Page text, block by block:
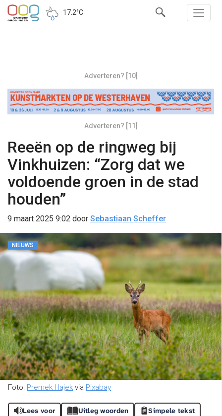
17.2°C
Adverteren? [10]
Adverteren? [11]
Reeën op de ringweg bij
Vinkhuizen: “Zorg dat we
voldoende groen in de stad
houden”
9 maart 2025 9:02 door Sebastiaan Scheffer
NIEUWS
Foto: Premek Hajek via Pixabay
Lees voor Uitleg woorden Simpele tekst